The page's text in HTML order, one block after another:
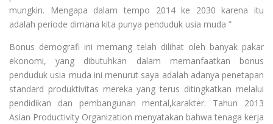
mungkin. Mengapa dalam tempo 2014 ke 2030 karena itu
adalah periode dimana kita punya penduduk usia muda ”
Bonus demografi ini memang telah dilihat oleh banyak pakar
ekonomi, yang dibutuhkan dalam memanfaatkan bonus
penduduk usia muda ini menurut saya adalah adanya penetapan
standard produktivitas mereka yang terus ditingkatkan melalui
pendidikan dan pembangunan mental,karakter. Tahun 2013
Asian Productivity Organization menyatakan bahwa tenaga kerja